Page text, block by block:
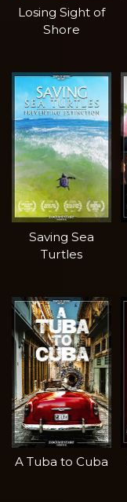
Losing Sight of
Shore
Saving Sea
Turtles
A Tuba to Cuba